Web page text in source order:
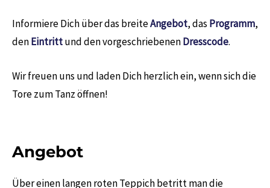
Informiere Dich über das breiteAngebot, das Programm,
denEintrittund den vorgeschriebenenDresscode.
Wir freuen uns und laden Dich herzlich ein, wenn sich die
Tore zum Tanz öffnen!
Angebot
Über einen langen roten Teppich betritt man die